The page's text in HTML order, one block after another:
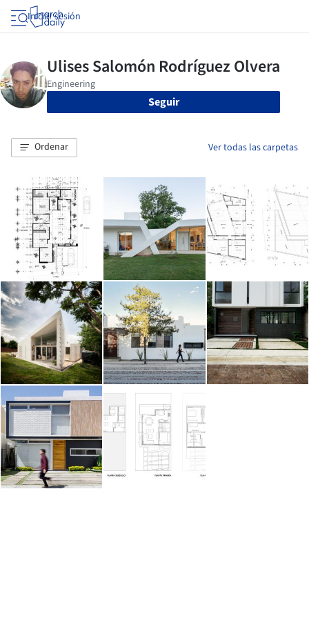
Iniciar sesión
Seguir
Ordenar Ver todas las carpetas